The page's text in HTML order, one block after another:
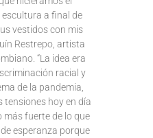
a final de
vestidos con mis
Restrepo, artista
“La idea era
racial y
de la pandemia,
tensiones hoy en día
más fuerte de lo que
esperanza porque